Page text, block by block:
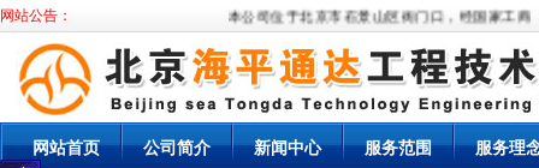
网站公告： 本公司位于北京市石景山区衙门口，经国家工商
网站首页 公司简介 新闻中心 服务范围 服务理